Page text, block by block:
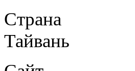
Страна
Тайвань